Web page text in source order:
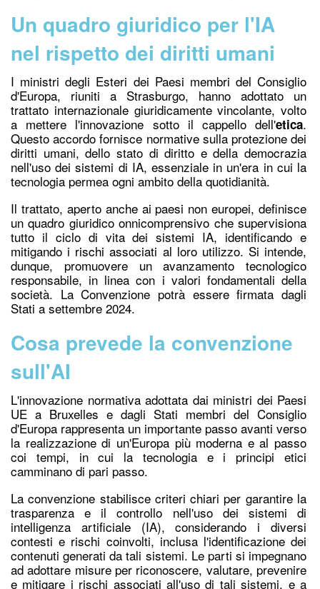
Un quadro giuridico per l'IA
nel rispetto dei diritti umani
I ministri degli Esteri dei Paesi membri del Consiglio
d'Europa, riuniti a Strasburgo, hanno adottato un
trattato internazionale giuridicamente vincolante, volto
a mettere l'innovazione sotto il cappello dell'etica.
Questo accordo fornisce normative sulla protezione dei
diritti umani, dello stato di diritto e della democrazia
nell'uso dei sistemi di IA, essenziale in un'era in cui la
tecnologia permea ogni ambito della quotidianità.
Il trattato, aperto anche ai paesi non europei, definisce
un quadro giuridico onnicomprensivo che supervisiona
tutto il ciclo di vita dei sistemi IA, identificando e
mitigando i rischi associati al loro utilizzo. Si intende,
dunque, promuovere un avanzamento tecnologico
responsabile, in linea con i valori fondamentali della
società. La Convenzione potrà essere firmata dagli
Stati a settembre 2024.
Cosa prevede la convenzione
sull'AI
L'innovazione normativa adottata dai ministri dei Paesi
UE a Bruxelles e dagli Stati membri del Consiglio
d'Europa rappresenta un importante passo avanti verso
la realizzazione di un'Europa più moderna e al passo
coi tempi, in cui la tecnologia e i principi etici
camminano di pari passo.
La convenzione stabilisce criteri chiari per garantire la
trasparenza e il controllo nell'uso dei sistemi di
intelligenza artificiale (IA), considerando i diversi
contesti e rischi coinvolti, inclusa l'identificazione dei
contenuti generati da tali sistemi. Le parti si impegnano
ad adottare misure per riconoscere, valutare, prevenire
e mitigare i rischi associati all'uso di tali sistemi, e a